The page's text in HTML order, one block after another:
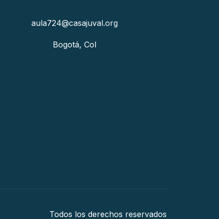
aula724@casajuval.org
Bogotá, Col
Todos los derechos reservados